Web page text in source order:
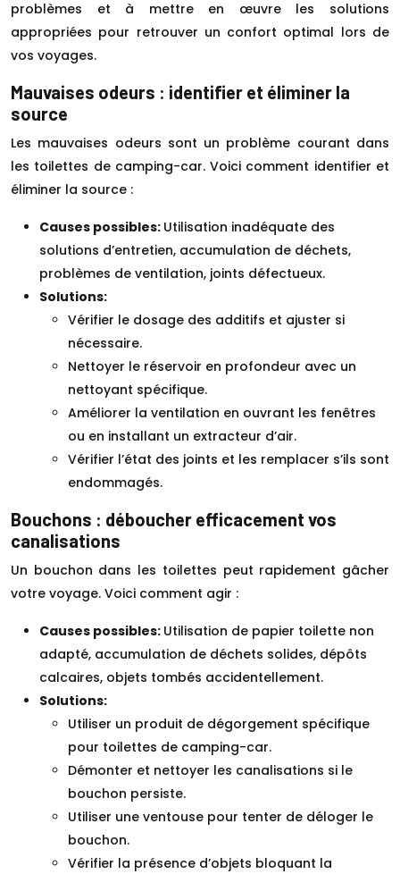
problèmes et à mettre en œuvre les solutions
appropriées pour retrouver un confort optimal lors de
vos voyages.
Mauvaises odeurs : identifier et éliminer la
source
Les mauvaises odeurs sont un problème courant dans
les toilettes de camping-car. Voici comment identifier et
éliminer la source :
Causes possibles: Utilisation inadéquate des
solutions d’entretien, accumulation de déchets,
problèmes de ventilation, joints défectueux.
Solutions:
Vérifier le dosage des additifs et ajuster si
nécessaire.
Nettoyer le réservoir en profondeur avec un
nettoyant spécifique.
Améliorer la ventilation en ouvrant les fenêtres
ou en installant un extracteur d’air.
Vérifier l’état des joints et les remplacer s’ils sont
endommagés.
Bouchons : déboucher efficacement vos
canalisations
Un bouchon dans les toilettes peut rapidement gâcher
votre voyage. Voici comment agir :
Causes possibles: Utilisation de papier toilette non
adapté, accumulation de déchets solides, dépôts
calcaires, objets tombés accidentellement.
Solutions:
Utiliser un produit de dégorgement spécifique
pour toilettes de camping-car.
Démonter et nettoyer les canalisations si le
bouchon persiste.
Utiliser une ventouse pour tenter de déloger le
bouchon.
Vérifier la présence d’objets bloquant la